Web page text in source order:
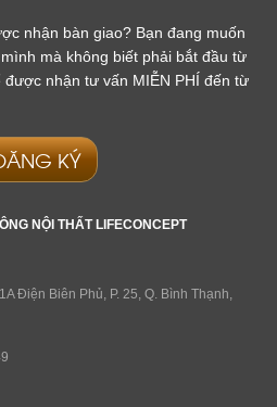
nhận bàn giao? Bạn đang muốn
mà không biết phải bắt đầu từ
được nhận tư vấn MIỄN PHÍ đến từ
KÝ
NỘI THẤT LIFECONCEPT
Điện Biên Phủ, P. 25, Q. Bình Thạnh,
đã để lại thông tin.